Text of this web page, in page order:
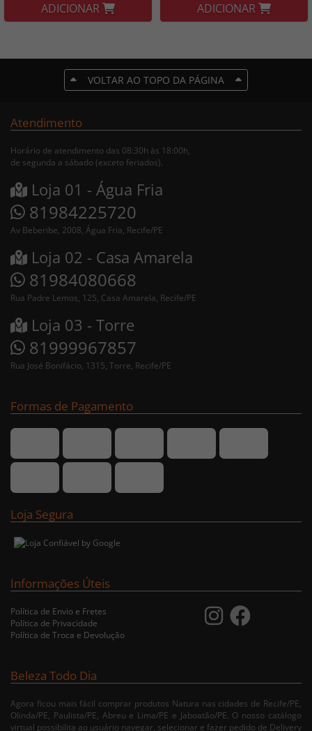
ADICIONAR
ADICIONAR
VOLTAR AO TOPO DA PÁGINA
Atendimento
Horário de atendimento das 08:30h às 18:00h,
de segunda a sábado (exceto feriados).
Loja 01 - Água Fria
81984225720
Av Beberibe, 2008, Água Fria, Recife/PE
Loja 02 - Casa Amarela
81984080668
Rua Padre Lemos, 125, Casa Amarela, Recife/PE
Loja 03 - Torre
81999967857
Rua José Bonifácio, 1315, Torre, Recife/PE
Formas de Pagamento
Loja Segura
Informações Úteis
Política de Envio e Fretes
Política de Privacidade
Política de Troca e Devolução
Beleza Todo Dia
Agora ficou mais fácil comprar produtos Natura nas cidades de Recife/PE,
Olinda/PE, Paulista/PE, Abreu e Lima/PE e Jaboatão/PE. O nosso catálogo
virtual possibilita ao usuário navegar, selecionar e fazer pedido de Delivery